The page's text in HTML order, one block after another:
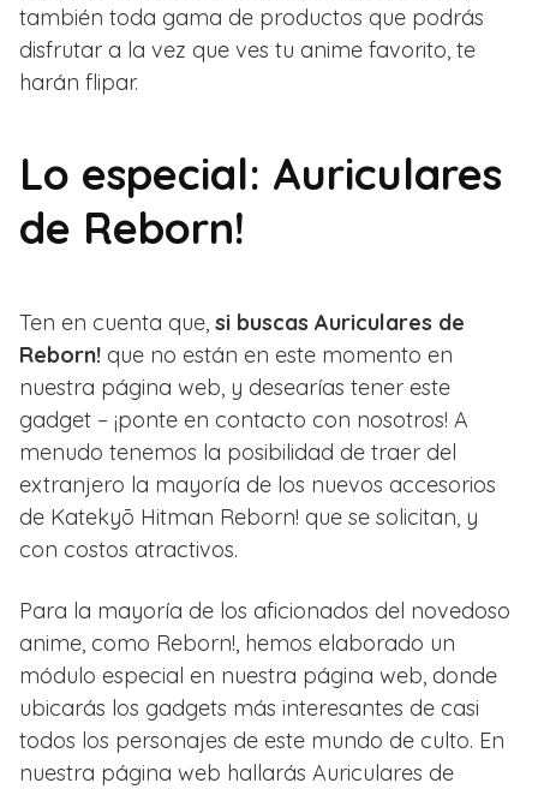
también toda gama de productos que podrás
disfrutar a la vez que ves tu anime favorito, te
harán flipar.
Lo especial: Auriculares
de Reborn!
Ten en cuenta que, si buscas Auriculares de
Reborn! que no están en este momento en
nuestra página web, y desearías tener este
gadget – ¡ponte en contacto con nosotros! A
menudo tenemos la posibilidad de traer del
extranjero la mayoría de los nuevos accesorios
de Katekyō Hitman Reborn! que se solicitan, y
con costos atractivos.
Para la mayoría de los aficionados del novedoso
anime, como Reborn!, hemos elaborado un
módulo especial en nuestra página web, donde
ubicarás los gadgets más interesantes de casi
todos los personajes de este mundo de culto. En
nuestra página web hallarás Auriculares de